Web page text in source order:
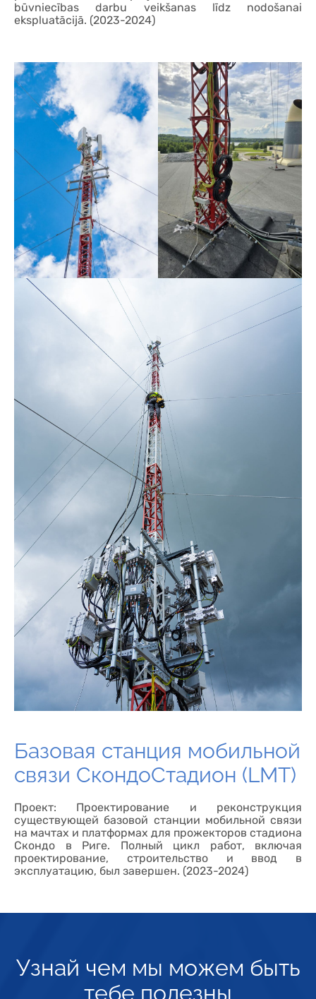
būvniecības darbu veikšanas līdz nodošanai
ekspluatācijā. (2023-2024)
Базовая станция мобильной
связи СкондоСтадион (LMT)
Проект: Проектирование и реконструкция
существующей базовой станции мобильной связи
на мачтах и платформах для прожекторов стадиона
Скондо в Риге. Полный цикл работ, включая
проектирование, строительство и ввод в
эксплуатацию, был завершен. (2023-2024)
Узнай чем мы можем быть
тебе полезны